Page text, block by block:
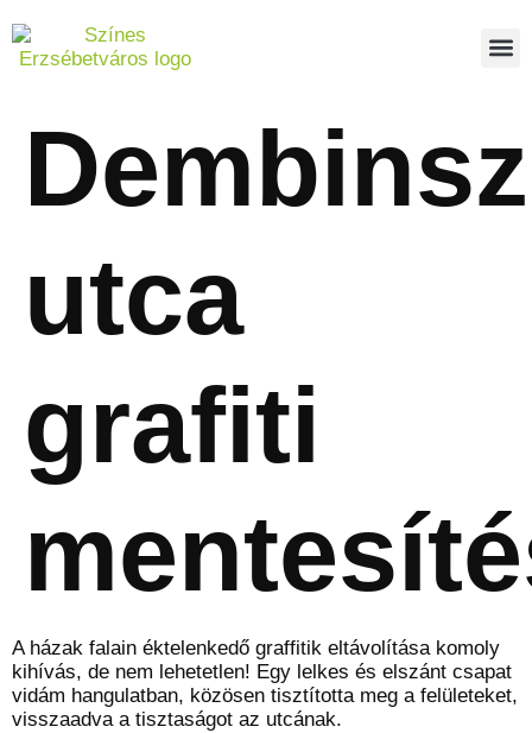
utca
grafiti
A házak falain éktelenkedő graffitik eltávolítása komoly
kihívás, de nem lehetetlen! Egy lelkes és elszánt csapat
vidám hangulatban, közösen tisztította meg a felületeket,
visszaadva a tisztaságot az utcának.